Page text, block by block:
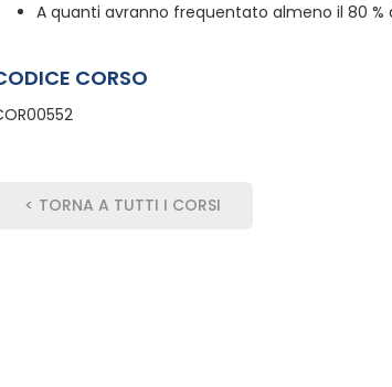
A quanti avranno frequentato almeno il 80
CORSO
< TORNA A TUTTI I CORSI